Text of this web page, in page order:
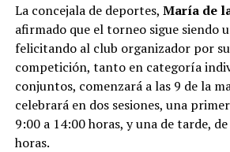
La concejala de deportes, María de
afirmado que el torneo sigue siendo
felicitando al club organizador por
competición, tanto en categoría
conjuntos, comenzará a las 9 de la
celebrará en dos sesiones, una
9:00 a 14:00 horas, y una de tarde,
horas.